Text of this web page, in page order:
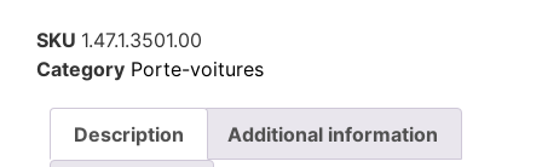
SKU 1.47.1.3501.00
Category Porte-voitures
Description Additional information